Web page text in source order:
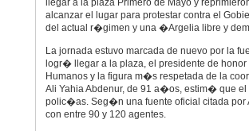
alcanzar el lugar para protestar contra el
del actual r�gimen y una �Argelia libre y
La jornada estuvo marcada de nuevo por la
logr� llegar a la plaza, el presidente de
Humanos y la figura m�s respetada de la
Ali Yahia Abdenur, de 91 a�os, estim� que
polic�as. Seg�n una fuente oficial citada por
con entre 90 y 120 agentes.